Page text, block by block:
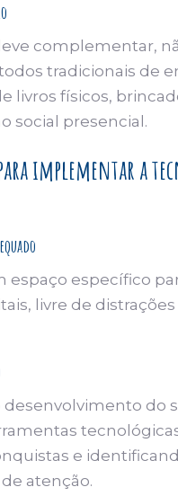
complementar,
tradicionais de
livros físicos,
social presencial.
implementar a
espaço específico
livre de
do
e
atenção.